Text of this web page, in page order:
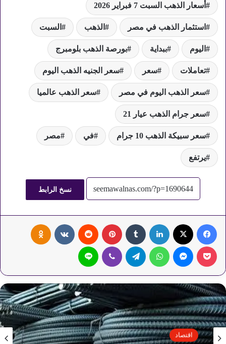
أسعار الذهب السبت 7 فبراير 2026
استثمار الذهب في مصر الذهب السبت
اليوم ببداية بورصة الذهب بلومبرج
تعاملات سعر سعر الجنيه الذهب اليوم
سعر الذهب اليوم في مصر سعر الذهب عالميا
سعر جرام الذهب عيار 21
سعر سبيكة الذهب 10 جرام في مصر
يرتفع
نسخ الرابط